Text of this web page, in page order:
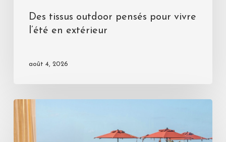
Des tissus outdoor pensés pour vivre
l’été en extérieur
août 4, 2026